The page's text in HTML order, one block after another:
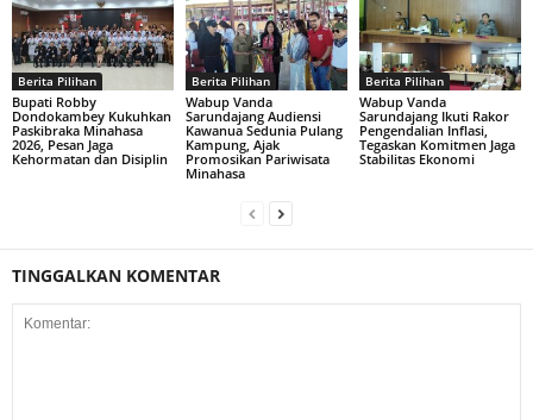
Berita Pilihan
Bupati Robby
Dondokambey Kukuhkan
Paskibraka Minahasa
2026, Pesan Jaga
Kehormatan dan Disiplin
Berita Pilihan
Wabup Vanda
Sarundajang Audiensi
Kawanua Sedunia Pulang
Kampung, Ajak
Promosikan Pariwisata
Minahasa
Berita Pilihan
Wabup Vanda
Sarundajang Ikuti Rakor
Pengendalian Inflasi,
Tegaskan Komitmen Jaga
Stabilitas Ekonomi
TINGGALKAN KOMENTAR